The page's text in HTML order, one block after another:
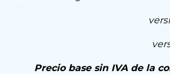
Precio base sin IVA de la